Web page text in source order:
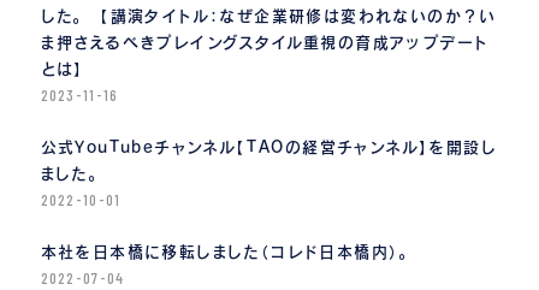
した。 【講演タイトル：なぜ企業研修は変われないのか？い
ま押さえるべきプレイングスタイル重視の育成アップデート
とは】
2023-11-16
公式YouTubeチャンネル【TAOの経営チャンネル】を開設し
ました。
2022-10-01
本社を日本橋に移転しました（コレド日本橋内）。
2022-07-04